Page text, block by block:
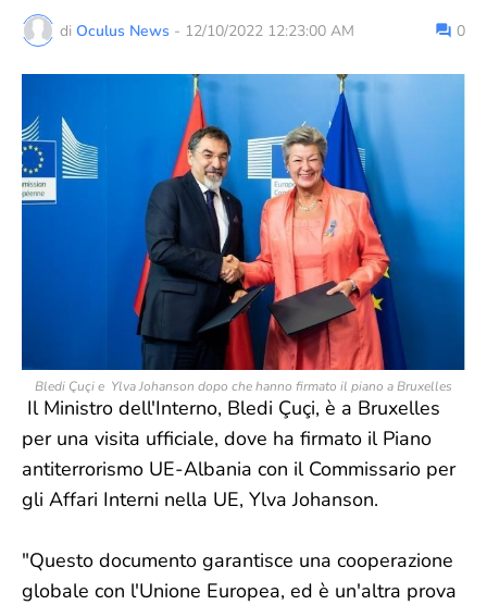
di Oculus News - 12/10/2022 12:23:00 AM 0
Bledi Çuçi e Ylva Johanson dopo che hanno firmato il piano a Bruxelles
Il Ministro dell'Interno, Bledi Çuçi, è a Bruxelles
per una visita ufficiale, dove ha firmato il Piano
antiterrorismo UE-Albania con il Commissario per
gli Affari Interni nella UE, Ylva Johanson.
"Questo documento garantisce una cooperazione
globale con l'Unione Europea, ed è un'altra prova